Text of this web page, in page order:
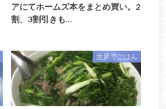
アにてホームズ本をまとめ買い。2
割、3割引きも…
世界でごはん